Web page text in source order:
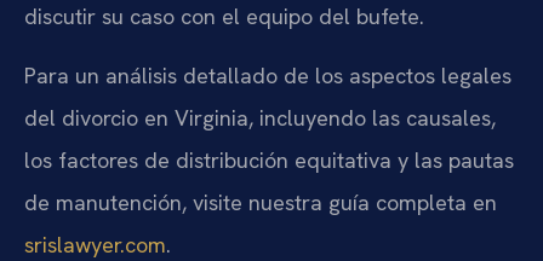
discutir su caso con el equipo del bufete.
Para un análisis detallado de los aspectos legales
del divorcio en Virginia, incluyendo las causales,
los factores de distribución equitativa y las pautas
de manutención, visite nuestra guía completa en
srislawyer.com.